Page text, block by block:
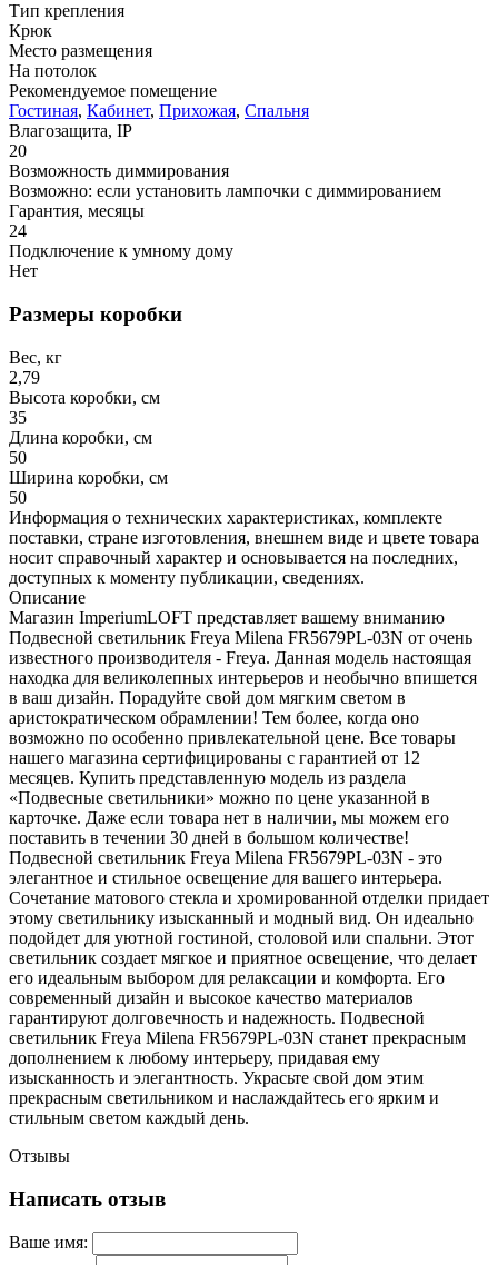
Тип крепления
Крюк
Место размещения
На потолок
Рекомендуемое помещение
Гостиная, Кабинет, Прихожая, Спальня
Влагозащита, IP
20
Возможность диммирования
Возможно: если установить лампочки с диммированием
Гарантия, месяцы
24
Подключение к умному дому
Нет
Размеры коробки
Вес, кг
2,79
Высота коробки, см
35
Длина коробки, см
50
Ширина коробки, см
50
Информация о технических характеристиках, комплекте
поставки, стране изготовления, внешнем виде и цвете товара
носит справочный характер и основывается на последних,
доступных к моменту публикации, сведениях.
Описание
Магазин ImperiumLOFT представляет вашему вниманию
Подвесной светильник Freya Milena FR5679PL-03N от очень
известного производителя - Freya. Данная модель настоящая
находка для великолепных интерьеров и необычно впишется
в ваш дизайн. Порадуйте свой дом мягким светом в
аристократическом обрамлении! Тем более, когда оно
возможно по особенно привлекательной цене. Все товары
нашего магазина сертифицированы с гарантией от 12
месяцев. Купить представленную модель из раздела
«Подвесные светильники» можно по цене указанной в
карточке. Даже если товара нет в наличии, мы можем его
поставить в течении 30 дней в большом количестве!
Подвесной светильник Freya Milena FR5679PL-03N - это
элегантное и стильное освещение для вашего интерьера.
Сочетание матового стекла и хромированной отделки придает
этому светильнику изысканный и модный вид. Он идеально
подойдет для уютной гостиной, столовой или спальни. Этот
светильник создает мягкое и приятное освещение, что делает
его идеальным выбором для релаксации и комфорта. Его
современный дизайн и высокое качество материалов
гарантируют долговечность и надежность. Подвесной
светильник Freya Milena FR5679PL-03N станет прекрасным
дополнением к любому интерьеру, придавая ему
изысканность и элегантность. Украсьте свой дом этим
прекрасным светильником и наслаждайтесь его ярким и
стильным светом каждый день.
Отзывы
Написать отзыв
Ваше имя: